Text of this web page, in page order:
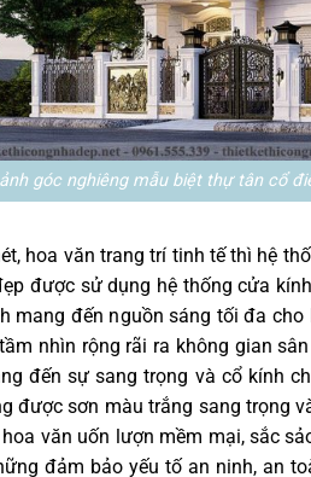
góc nghiêng mẫu biệt thự tân cổ
hoa văn trang trí tinh tế thì hệ
được sử dụng hệ thống cửa
mang đến nguồn sáng tối đa
nhìn rộng rãi ra không gian
đến sự sang trọng và cổ kính
được sơn màu trắng sang trọng
văn uốn lượn mềm mại, sắc
đảm bảo yếu tố an ninh, an